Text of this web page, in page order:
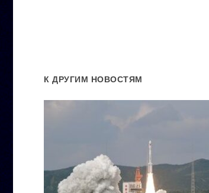
К ДРУГИМ НОВОСТЯМ